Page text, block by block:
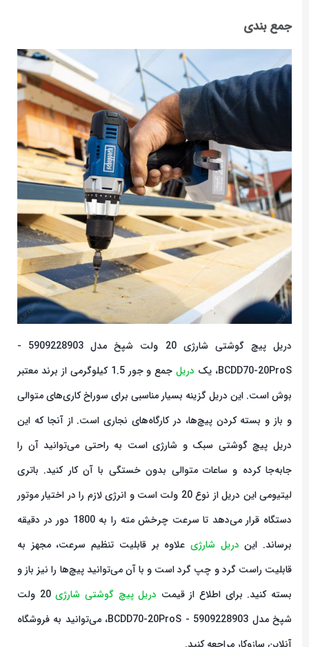
جمع بندی
دریل پیچ گوشتی شارژی 20 ولت شپخ مدل 5909228903 -
BCDD70-20ProS، یک
دریل
جمع و جور 1.5 کیلوگرمی از برند معتبر
بوش است. این دریل گزینه بسیار مناسبی برای سوراخ کاری‌های متوالی
و باز و بسته کردن پیچ‌ها، در کارگاه‌های نجاری است. از آنجا که این
دریل پیچ‌ گوشتی سبک و شارژی است به راحتی می‌توانید آن را
جابه‌جا کرده و ساعات متوالی بدون خستگی با آن کار کنید. باتری
لیتیومی این دریل از نوع 20 ولت است و انرژی لازم را در اختیار موتور
دستگاه قرار می‌دهد تا سرعت چرخش مته را به 1800 دور در دقیقه
برساند. ایندریل شارژیعلاوه بر قابلیت تنظیم سرعت، مجهز به
قابلیت راست گرد و چپ گرد است و با آن می‌توانید پیچ‌ها را نیز باز و
بسته کنید. برای اطلاع از قیمتدریل پیچ گوشتی شارژی
20 ولت
شپخ مدل 5909228903 - BCDD70-20ProS، می‌توانید به فروشگاه